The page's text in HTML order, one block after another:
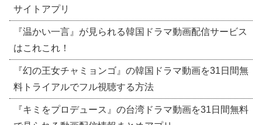
サイトアプリ
『温かい一言』が見られる韓国ドラマ動画配信サービス
はこれこれ！
『幻の王女チャミョンゴ』の韓国ドラマ動画を31日間無
料トライアルでフル視聴する方法
『キミをプロデュース』の台湾ドラマ動画を31日間無料